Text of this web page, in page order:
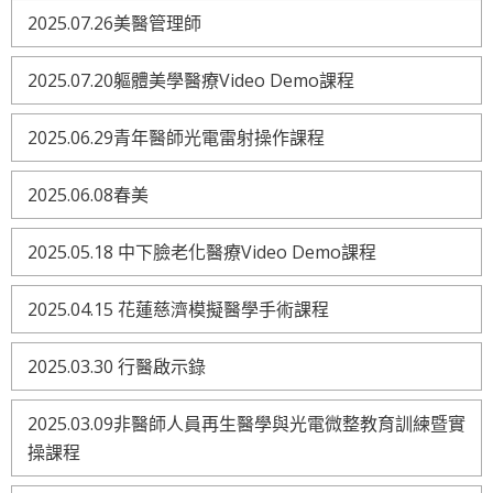
2025.07.26美醫管理師
2025.07.20軀體美學醫療Video Demo課程
2025.06.29青年醫師光電雷射操作課程
2025.06.08春美
2025.05.18 中下臉老化醫療Video Demo課程
2025.04.15 花蓮慈濟模擬醫學手術課程
2025.03.30 行醫啟示錄
2025.03.09非醫師人員再生醫學與光電微整教育訓練暨實
操課程